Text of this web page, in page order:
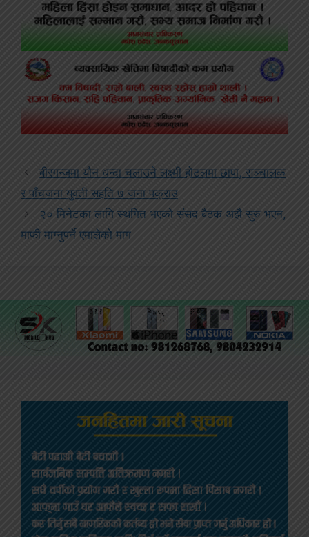
बीरगन्जमा यौन धन्दा चलाउने लक्ष्मी होटलमा छापा, सञ्चालक
र पाँचजना युवती सहति ७ जना पक्राउ
२० मिनेटका लागि स्थगित भएको संसद बैठक अझै सुरु भएन,
माफी माग्नुपर्ने एमालेको माग